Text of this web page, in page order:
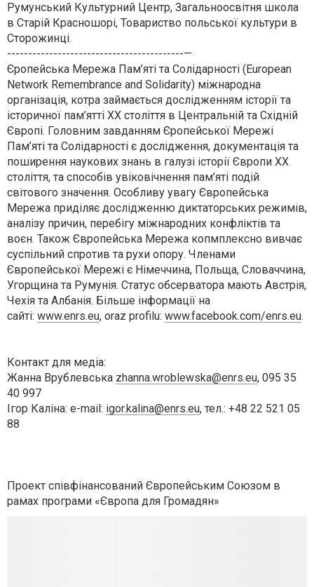
Румунський Культурний Центр, Загальноосвітня школа
в Старій Красношорі, Товариство польської культури в
Сторожинці.
------------------------------------------—
Єропейська Мережа Пам’яті та Солідарності (European
Network Remembrance and Solidarity) міжнародна
організація, котра займається дослідженням історії та
історичної пам’ятті ХХ століття в Центральній та Східній
Європі. Головним завданням Єропейської Мережі
Пам’яті та Солідарності є дослідження, документація та
поширення наукових знань в галузі історії Європи ХХ
століття, та способів увіковічнення пам’яті подій
світового значення. Особливу увагу Європейська
Мережа приділяє дослідженню диктаторських режимів,
аналізу причин, перебігу міжнародних конфліктів та
воєн. Також Європейська Мережа копмплексно вивчає
суспільний спротив та рухи опору. Членами
Європейської Мережі є Німеччина, Польща, Словаччина,
Угорщина та Румунія. Статус обсерватора мають Австрія,
Чехія та Албанія. Більше інформації на
сайті: www.enrs.eu, oraz profilu: www.facebook.com/enrs.eu.
Контакт для медіа:
Жанна Врублевська zhanna.wroblewska@enrs.eu, 095 35
40 997
Iгор Каліна: e-mail: igor.kalina@enrs.eu, тел.: +48 22 521 05
88
Проект співфінансований Європейським Союзом в
рамах програми «Європа для Громадян»